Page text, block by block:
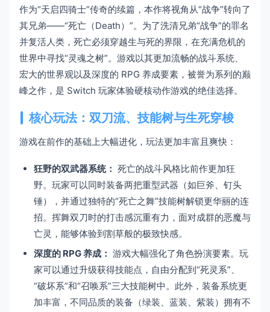
作为“天启四骑士”传奇的续篇，本作将视角从“战争”转向了
其兄弟——“死亡（Death）”。为了洗清兄弟“战争”的罪名
并复活人类，死亡必须穿越生与死的界限，在充满危机的
世界中寻找“灵魂之树”。游戏以其更加流畅的战斗系统、
宏大的世界观以及深度的 RPG 养成要素，被誉为系列的巅
峰之作，是 Switch 玩家体验硬核动作游戏的绝佳选择。
核心玩法：双刀流、技能树与生死穿梭
游戏在前作的基础上大幅进化，玩法更加丰富且爽快：
狂野的双武器系统： 死亡的战斗风格比前作更加狂
野。玩家可以同时装备两把重型武器（如巨斧、钉头
锤），并通过独特的“死亡之舞”技能树解锁更华丽的连
招。挥舞双刀时的打击感沉重有力，面对成群的恶魔与
亡灵，能够体验到割草般的极致快感。
深度的 RPG 养成： 游戏大幅强化了角色扮演要素。玩
家可以通过升级获得技能点，自由分配到“死灵系”、
“破坏系”和“召唤系”三大技能树中。此外，装备系统更
加丰富，不同品质的装备（绿装、蓝装、紫装）拥有不